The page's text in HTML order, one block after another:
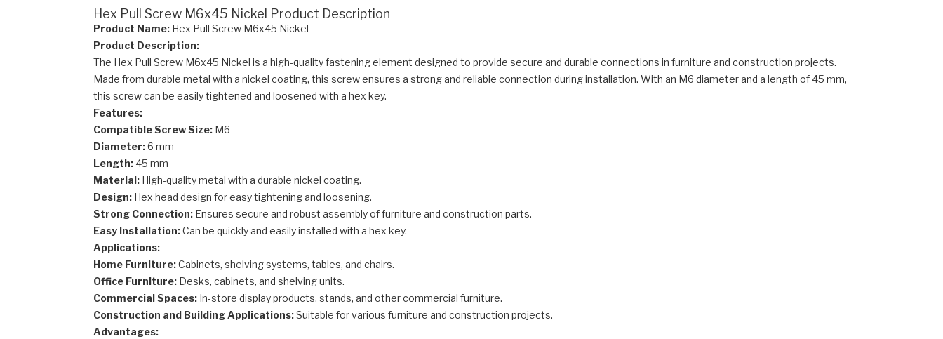
Hex Pull Screw M6x45 Nickel Product Description
Product Name: Hex Pull Screw M6x45 Nickel
Product Description:
The Hex Pull Screw M6x45 Nickel is a high-quality fastening element designed to provide secure and durable connections in furniture and construction projects.
Made from durable metal with a nickel coating, this screw ensures a strong and reliable connection during installation. With an M6 diameter and a length of 45 mm,
this screw can be easily tightened and loosened with a hex key.
Features:
Compatible Screw Size: M6
Diameter:6 mm
Length: 45 mm
Material: High-quality metal with a durable nickel coating.
Design: Hex head design for easy tightening and loosening.
Strong Connection: Ensures secure and robust assembly of furniture and construction parts.
Easy Installation:Can be quickly and easily installed with a hex key.
Applications:
Home Furniture:Cabinets, shelving systems, tables, and chairs.
Office Furniture: Desks, cabinets, and shelving units.
Commercial Spaces: In-store display products, stands, and other commercial furniture.
Construction and Building Applications:Suitable for various furniture and construction projects.
Advantages: